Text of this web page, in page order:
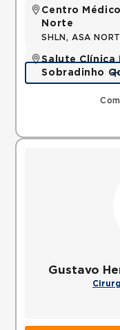
Centro
Norte
SHLN, ASA
Salute Clínica
Sobradinho
QUADRA,
Gustavo